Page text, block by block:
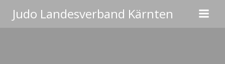
Inhalt
Judo Landesverband Kärnten